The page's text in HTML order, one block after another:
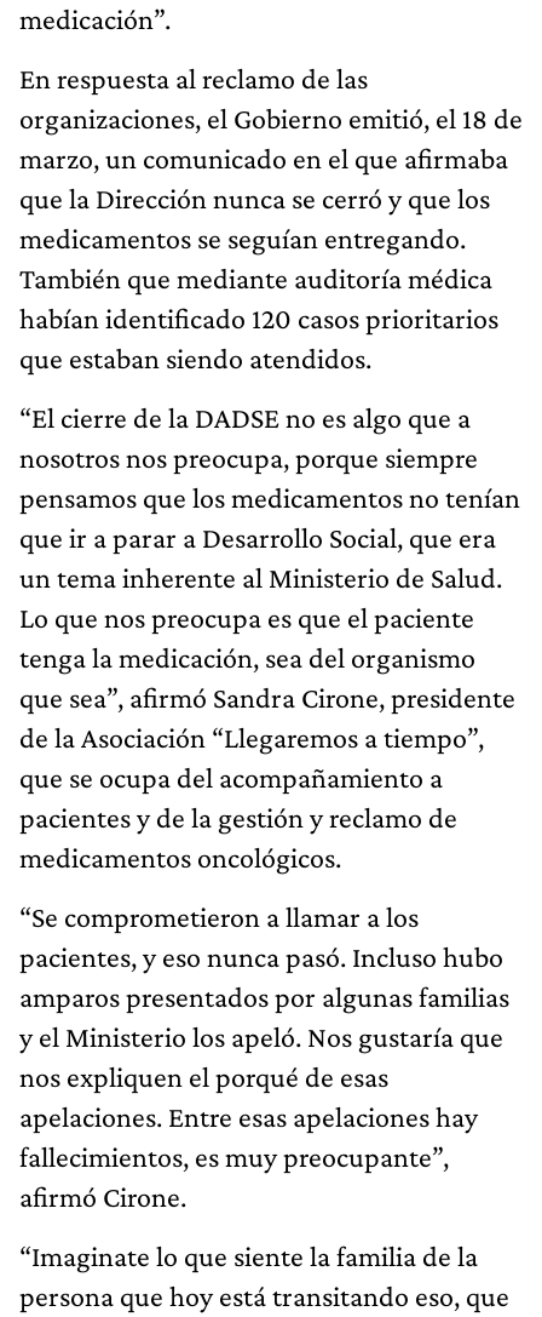
medicación”.
En respuesta al reclamo de las
organizaciones, el Gobierno emitió, el 18 de
marzo, un comunicado en el que afirmaba
que la Dirección nunca se cerró y que los
medicamentos se seguían entregando.
También que mediante auditoría médica
habían identificado 120 casos prioritarios
que estaban siendo atendidos.
“El cierre de la DADSE no es algo que a
nosotros nos preocupa, porque siempre
pensamos que los medicamentos no tenían
que ir a parar a Desarrollo Social, que era
un tema inherente al Ministerio de Salud.
Lo que nos preocupa es que el paciente
tenga la medicación, sea del organismo
que sea”, afirmó Sandra Cirone, presidente
de la Asociación “Llegaremos a tiempo”,
que se ocupa del acompañamiento a
pacientes y de la gestión y reclamo de
medicamentos oncológicos.
“Se comprometieron a llamar a los
pacientes, y eso nunca pasó. Incluso hubo
amparos presentados por algunas familias
y el Ministerio los apeló. Nos gustaría que
nos expliquen el porqué de esas
apelaciones. Entre esas apelaciones hay
fallecimientos, es muy preocupante”,
afirmó Cirone.
“Imaginate lo que siente la familia de la
persona que hoy está transitando eso, que